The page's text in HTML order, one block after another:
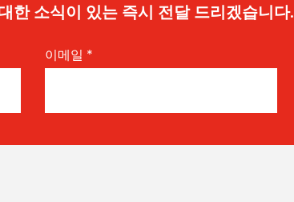
한 소식이 있는 즉시 전달 드리겠습니다.
이메일 *